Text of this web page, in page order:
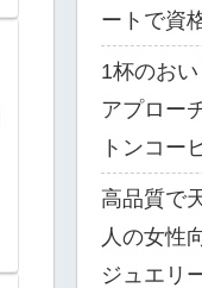
ートで資
1杯のお
アプロー
トンコー
高品質で
人の女性
ジュエリ